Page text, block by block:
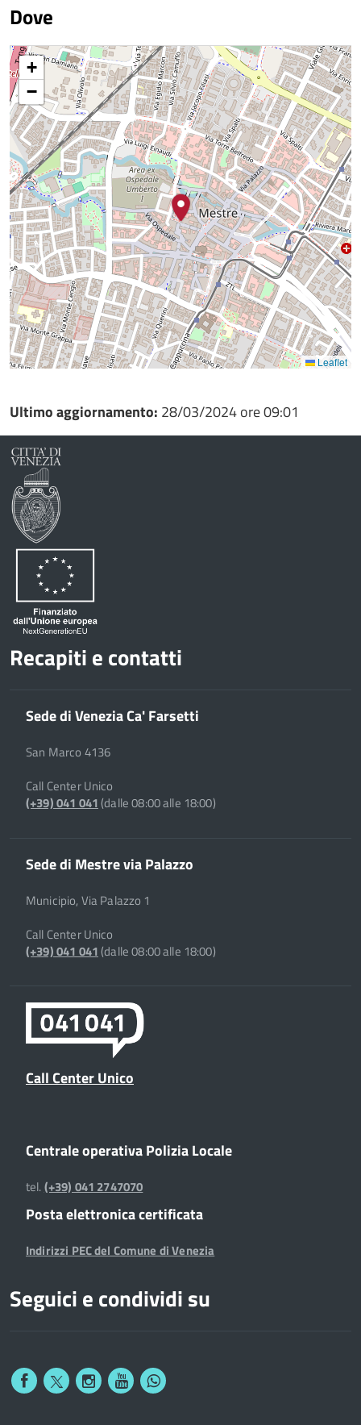
Dove
+
−
Leaflet
Ultimo aggiornamento: 28/03/2024 ore 09:01
Recapiti e contatti
Sede di Venezia Ca' Farsetti
San Marco 4136
Call Center Unico
(+39) 041 041(dalle 08:00 alle 18:00)
Sede di Mestre via Palazzo
Municipio, Via Palazzo 1
Call Center Unico
(+39) 041 041(dalle 08:00 alle 18:00)
Call Center Unico
Centrale operativa Polizia Locale
tel.(+39) 041 2747070
Posta elettronica certificata
Indirizzi PEC del Comune di Venezia
Seguici e condividi su